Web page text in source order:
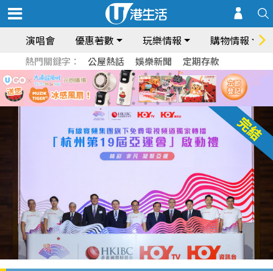
演唱會 優惠著數 玩樂情報 購物情報
熱門關鍵字： 公屋熱話 娛樂新聞 定期存款